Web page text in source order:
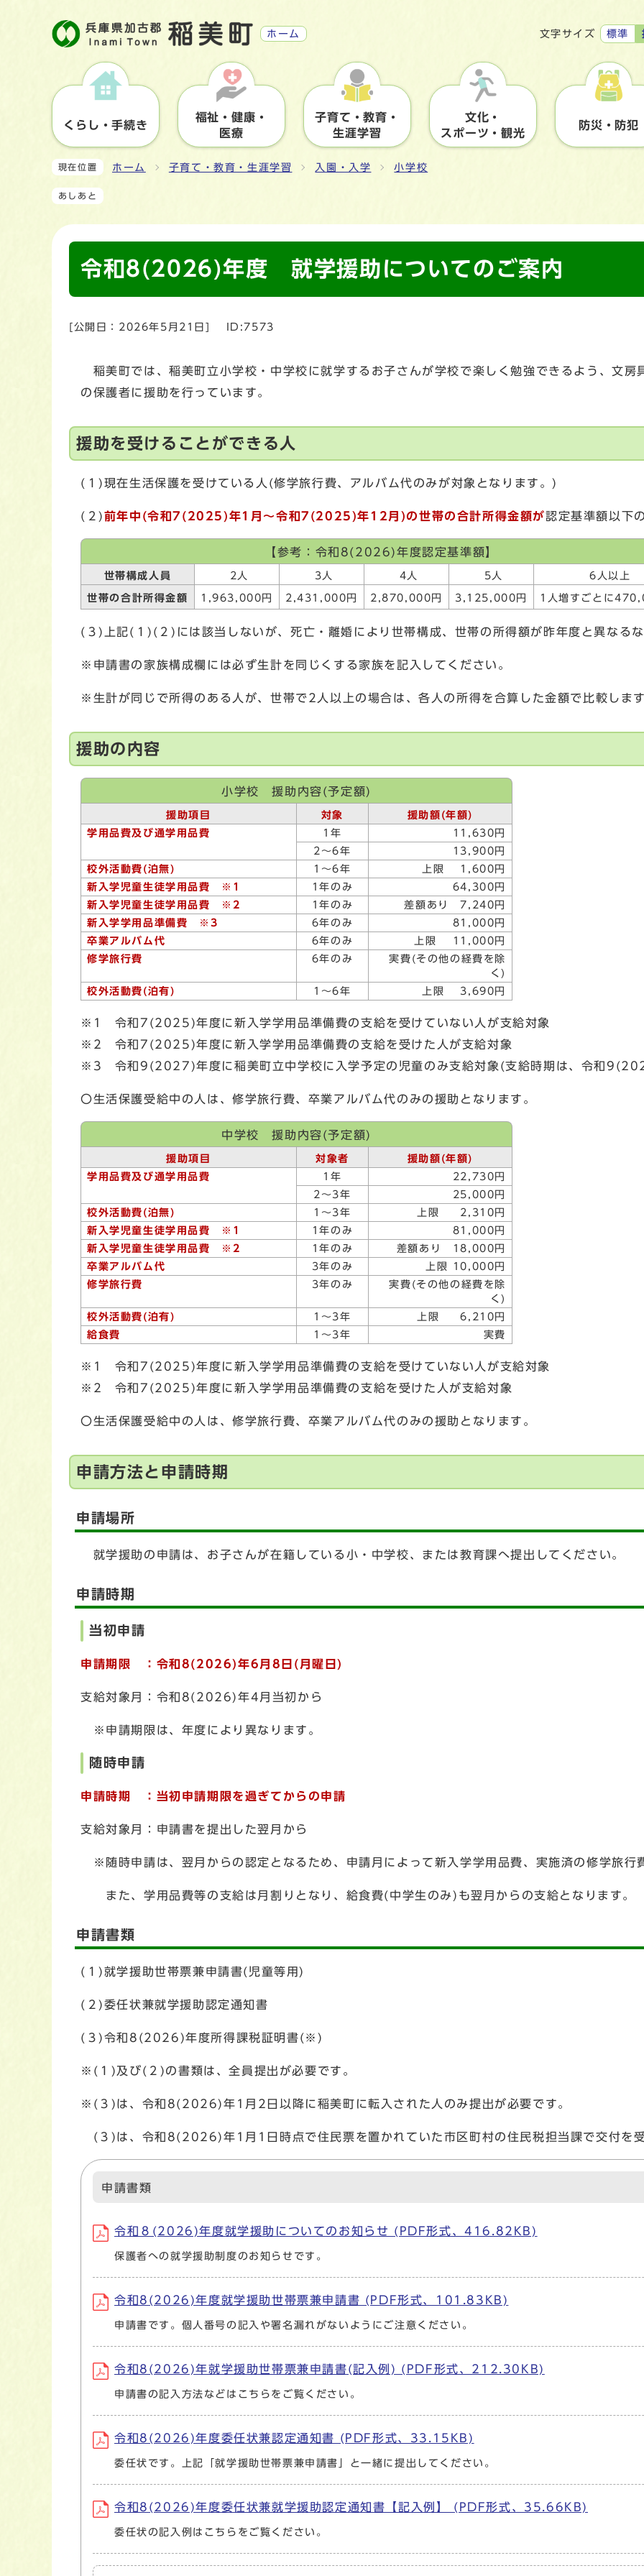
ホーム 文字サイズ 標準
くらし・手続き
福祉・健康・
医療
子育て・教育・
生涯学習
文化・
スポーツ・観光
防災・防犯
現在位置 ホーム 子育て・教育・生涯学習 入園・入学 小学校
あしあと
令和8(2026)年度 就学援助についてのご案内
[公開日： 2026年5月21日 ID:7573
稲美町では、稲美町立小学校・中学校に就学するお子さんが学校で楽しく勉強できるよう、文房
の保護者に援助を行っています。
援助を受けることができる人
(１)現在生活保護を受けている人(修学旅行費、アルバム代のみが対象となります。)
(２)前年中 (令和7(2025)年1月～令和7(2025)年12月)の世帯の合計所得金額が認定基準額以下
【参考：令和8(2026)年度認定基準額】
世帯構成人員 2人 3人 4人 5人 6人以上
世帯の合計所得金額 1,963,000円 2,431,000円 2,870,000円 3,125,000円 1人増すごとに
(３)上記(１)(２)には該当しないが、死亡・離婚により世帯構成、世帯の所得額が昨年度と異なる
※申請書の家族構成欄には必ず生計を同じくする家族を記入してください。
※生計が同じで所得のある人が、世帯で2人以上の場合は、各人の所得を合算した金額で比較しま
援助の内容
小学校 援助内容(予定額)
援助項目 対象
援助額(年額)
学用品費及び通学用品費
1年
11,630円
2～6年
13,900円
校外活動費(泊無)
1～6年
上限 1,600円
新入学児童生徒学用品費 ※1
1年のみ
64,300円
新入学児童生徒学用品費 ※2
1年のみ
差額あり 7,240円
新入学学用品準備費 ※3
6年のみ
81,000円
卒業アルバム代
6年のみ
上限 11,000円
修学旅行費
6年のみ
実費(その他の経費を除
く)
校外活動費(泊有)
1～6年 上限 3,690円
※1 令和7(2025)年度に新入学学用品準備費の支給を受けていない人が支給対象
※2 令和7(2025)年度に新入学学用品準備費の支給を受けた人が支給対象
※3 令和9(2027)年度に稲美町立中学校に入学予定の児童のみ支給対象(支給時期は、令和
〇生活保護受給中の人は、修学旅行費、卒業アルバム代のみの援助となります。
中学校 援助内容(予定額)
援助項目 対象者
援助額(年額)
学用品費及び通学用品費
1年
22,730円
2～3年
25,000円
校外活動費(泊無)
1～3年
上限 2,310円
新入学児童生徒学用品費 ※1
1年のみ
81,000円
新入学児童生徒学用品費 ※2
1年のみ
差額あり 18,000円
卒業アルバム代
3年のみ
上限 10,000円
修学旅行費
3年のみ
実費(その他の経費を除
く)
校外活動費(泊有)
1～3年
上限 6,210円
給食費
1～3年 実費
※1 令和7(2025)年度に新入学学用品準備費の支給を受けていない人が支給対象
※2 令和7(2025)年度に新入学学用品準備費の支給を受けた人が支給対象
〇生活保護受給中の人は、修学旅行費、卒業アルバム代のみの援助となります。
申請方法と申請時期
申請場所
就学援助の申請は、お子さんが在籍している小・中学校、または教育課へ提出してください。
申請時期
当初申請
申請期限 ：令和8(2026)年6月8日(月曜日)
支給対象月：令和8(2026)年4月当初から
※申請期限は、年度により異なります。
随時申請
申請時期 ：当初申請期限を過ぎてからの申請
支給対象月：申請書を提出した翌月から
※随時申請は、翌月からの認定となるため、申請月によって新入学学用品費、実施済の修学旅行
また、学用品費等の支給は月割りとなり、給食費(中学生のみ)も翌月からの支給となります。
申請書類
(１)就学援助世帯票兼申請書(児童等用)
(２)委任状兼就学援助認定通知書
(３)令和8(2026)年度所得課税証明書(※)
※(１)及び(２)の書類は、全員提出が必要です。
※(３)は、令和8(2026)年1月2日以降に稲美町に転入された人のみ提出が必要です。
(３)は、令和8(2026)年1月1日時点で住民票を置かれていた市区町村の住民税担当課で交付を
申請書類
令和８(2026)年度就学援助についてのお知らせ (PDF形式、416.82KB)
保護者への就学援助制度のお知らせです。
令和8(2026)年度就学援助世帯票兼申請書 (PDF形式、101.83KB)
申請書です。個人番号の記入や署名漏れがないようにご注意ください。
令和8(2026)年就学援助世帯票兼申請書(記入例) (PDF形式、212.30KB)
申請書の記入方法などはこちらをご覧ください。
令和8(2026)年度委任状兼認定通知書 (PDF形式、33.15KB)
委任状です。上記「就学援助世帯票兼申請書」と一緒に提出してください。
令和8(2026)年度委任状兼就学援助認定通知書【記入例】 (PDF形式、35.66KB)
委任状の記入例はこちらをご覧ください。